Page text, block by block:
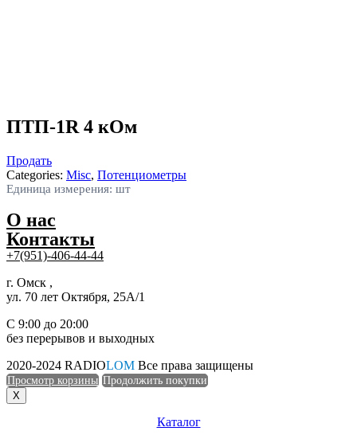
ПТП-1R 4 кОм
Продать
Categories: Misc, Потенциометры
Единица измерения: шт
О нас
Контакты
+7(951)-406-44-44
г. Омск ,
ул. 70 лет Октября, 25А/1
С 9:00 до 20:00
без перерывов и выходных
2020-2024 RADIOLOM Все права защищены
Просмотр корзины Продолжить покупки
X
Каталог